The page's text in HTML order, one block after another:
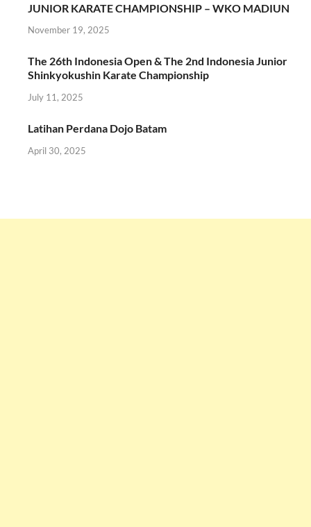
JUNIOR KARATE CHAMPIONSHIP – WKO MADIUN
November 19, 2025
The 26th Indonesia Open & The 2nd Indonesia Junior
Shinkyokushin Karate Championship
July 11, 2025
Latihan Perdana Dojo Batam
April 30, 2025